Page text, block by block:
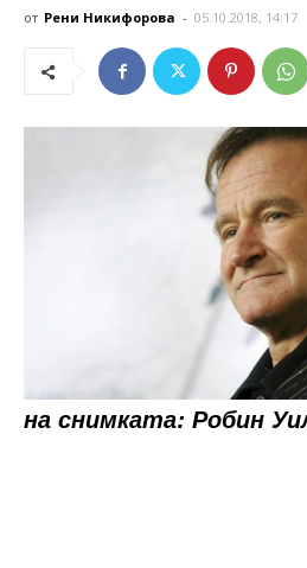
от Рени Никифорова - 05.10.2018, 14:17
на снимката: Робин